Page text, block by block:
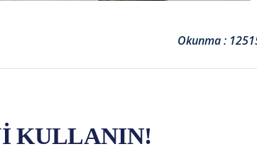
Okunma :
KULLANIN!